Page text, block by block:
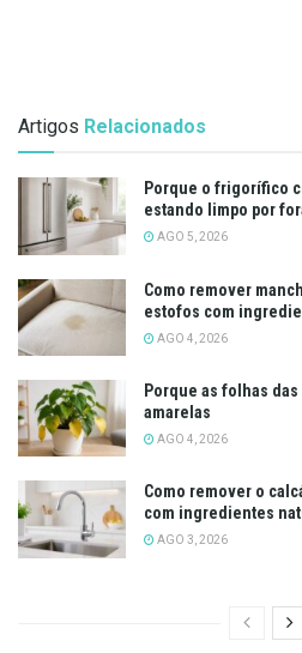
Artigos Relacionados
Porque o frigorífico
estando limpo por
AGO 5, 2026
Como remover
estofos com
AGO 4, 2026
Porque as folhas
amarelas
AGO 4, 2026
Como remover o
com ingredientes
AGO 3, 2026